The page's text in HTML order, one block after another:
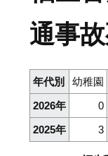
通事
年代別 幼稚園
2026年
0
2025年
3